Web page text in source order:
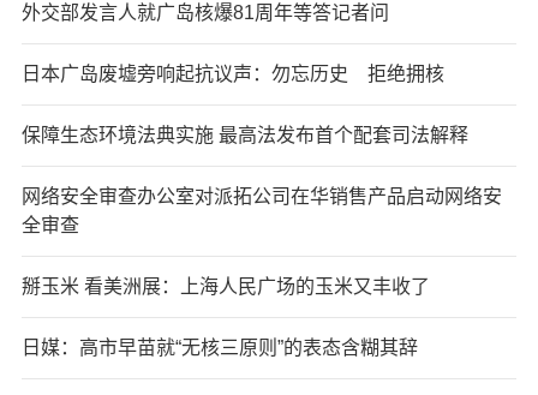
外交部发言人就广岛核爆81周年等答记者问
日本广岛废墟旁响起抗议声：勿忘历史 拒绝拥核
保障生态环境法典实施 最高法发布首个配套司法解释
网络安全审查办公室对派拓公司在华销售产品启动网络安
全审查
掰玉米 看美洲展：上海人民广场的玉米又丰收了
日媒：高市早苗就“无核三原则”的表态含糊其辞